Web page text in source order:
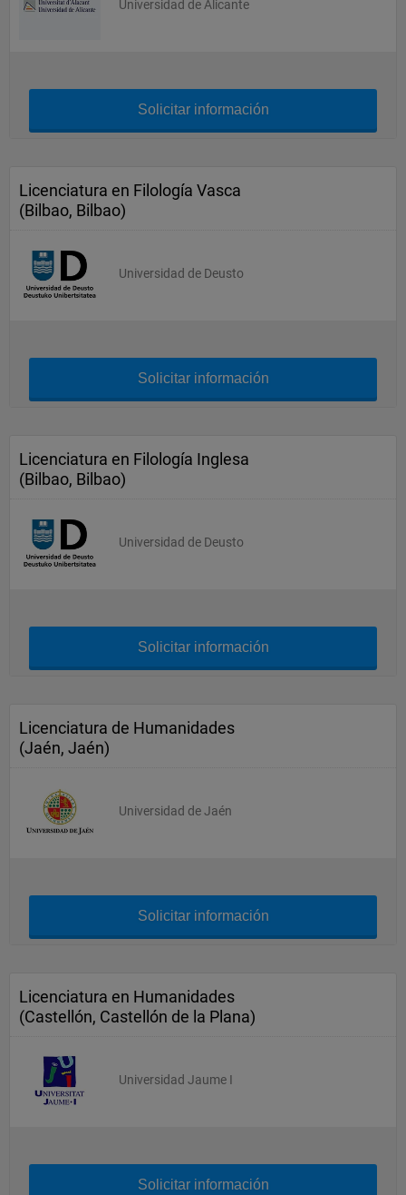
Universidad de Alicante
Solicitar información
Licenciatura en Filología Vasca
(Bilbao, Bilbao)
Universidad de Deusto
Solicitar información
Licenciatura en Filología Inglesa
(Bilbao, Bilbao)
Universidad de Deusto
Solicitar información
Licenciatura de Humanidades
(Jaén, Jaén)
Universidad de Jaén
Solicitar información
Licenciatura en Humanidades
(Castellón, Castellón de la Plana)
Universidad Jaume I
Solicitar información